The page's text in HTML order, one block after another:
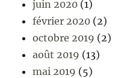
juin 2020 (1)
février 2020 (2)
octobre 2019 (2)
août 2019 (13)
mai 2019 (5)